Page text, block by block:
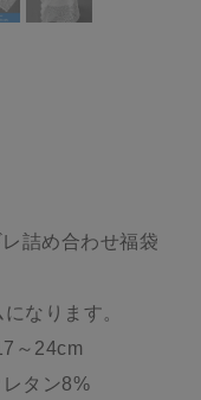
詰め合わせ福袋
なります。
～24cm
タン8%